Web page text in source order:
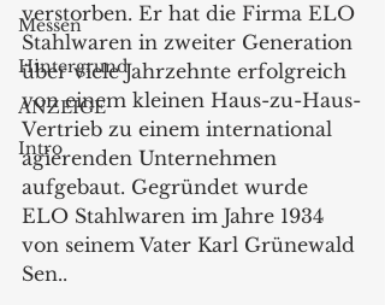
Messen
Hintergrund
ANZEIGE
Intro
verstorben. Er hat die Firma ELO
Stahlwaren in zweiter Generation
über viele Jahrzehnte erfolgreich
von einem kleinen Haus-zu-Haus-
Vertrieb zu einem international
agierenden Unternehmen
aufgebaut. Gegründet wurde
ELO Stahlwaren im Jahre 1934
von seinem Vater Karl Grünewald
Sen..